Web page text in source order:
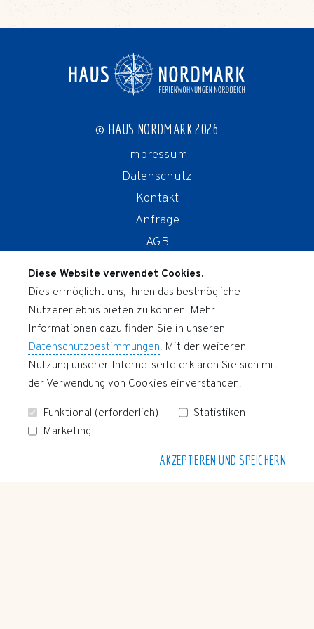
© HAUS NORDMARK 2026
Impressum
Datenschutz
Kontakt
Anfrage
AGB
UNSERE FERIENWOHNUNGEN
Nordwind
Ostwind
Südwind
Westwind
Diese Website verwendet Cookies.
Dies ermöglicht uns, Ihnen das bestmögliche
Nutzererlebnis bieten zu können. Mehr
Informationen dazu finden Sie in unseren
Datenschutzbestimmungen. Mit der weiteren
Nutzung unserer Internetseite erklären Sie sich mit
der Verwendung von Cookies einverstanden.
Funktional (erforderlich)
Statistiken
Marketing
AKZEPTIEREN UND SPEICHERN